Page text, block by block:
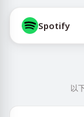
Spotify
以